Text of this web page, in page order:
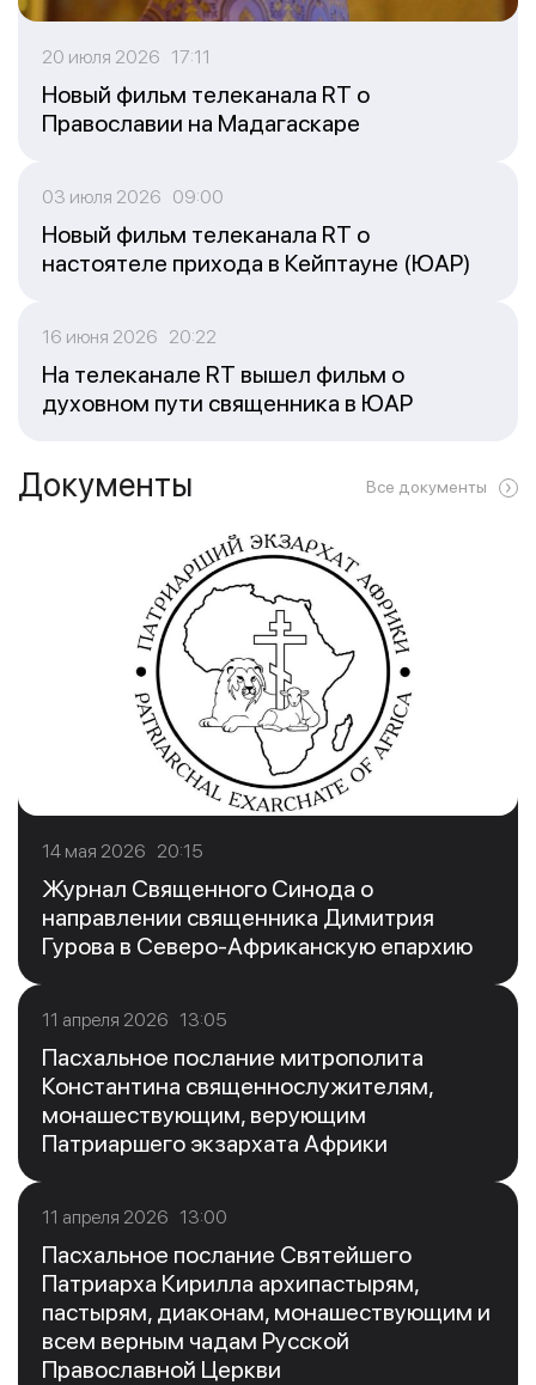
20 июля 2026 17:11
Новый фильм телеканала RT о
Православии на Мадагаскаре
03 июля 2026 09:00
Новый фильм телеканала RT о
настоятеле прихода в Кейптауне (ЮАР)
16 июня 2026 20:22
На телеканале RT вышел фильм о
духовном пути священника в ЮАР
Документы Все документы
14 мая 2026 20:15
Журнал Священного Синода о
направлении священника Димитрия
Гурова в Северо-Африканскую епархию
11 апреля 2026 13:05
Пасхальное послание митрополита
Константина священнослужителям,
монашествующим, верующим
Патриаршего экзархата Африки
11 апреля 2026 13:00
Пасхальное послание Святейшего
Патриарха Кирилла архипастырям,
пастырям, диаконам, монашествующим и
всем верным чадам Русской
Православной Церкви